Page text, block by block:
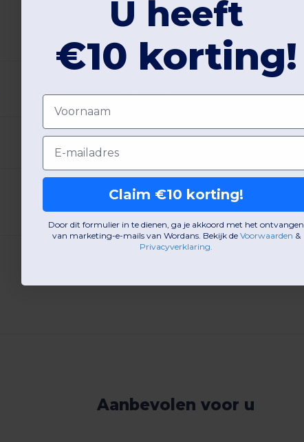
Levertijd
Aanbevolen voor u
U heeft
€10 korting!
Voornaam
Email
Claim €10 korting!
Door dit formulier in te dienen, ga je akkoord met het ontvangen
van marketing-e-mails van Wordans. Bekijk de Voorwaarden &
Privacyverklaring